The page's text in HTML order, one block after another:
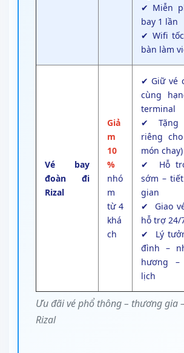
Ưu đãi vé phổ thông – thương gia
Rizal
✔ Miễn
bay 1 lần
✔ Wifi
bàn làm
Vé bay
đoàn đi
Rizal
Giả
m
10
%
nhó
m
từ 4
khá
ch
✔ Giữ vé
cùng
terminal
✔ Tặng
riêng
món chay)
✔ Hỗ
sớm –
gian
✔ Giao
hỗ trợ 24/
✔ Lý
đình –
hương
lịch